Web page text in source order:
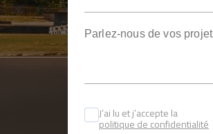
J’ai lu et j’accepte la
politique de confidentialité